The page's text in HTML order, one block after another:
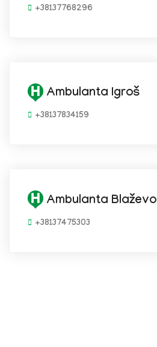
+38137768296
Ambulanta Igroš
+38137834159
Ambulanta Blaževo
+38137475303